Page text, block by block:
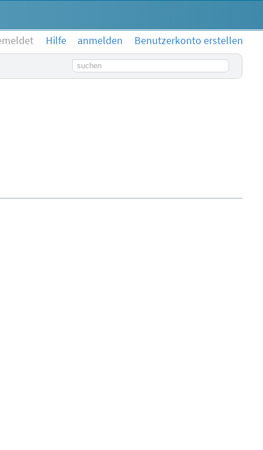
Hilfe anmelden
Benutzerkonto erstellen
Suchbegriff